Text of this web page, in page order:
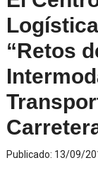
“Retos
Publicado: 13/09/